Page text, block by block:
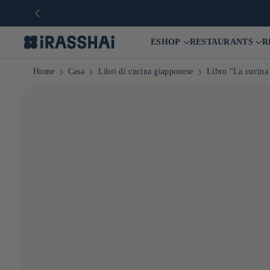
ESHOP RESTAURANTS
Home Casa Libri di cucina giapponese Libro "La cucina